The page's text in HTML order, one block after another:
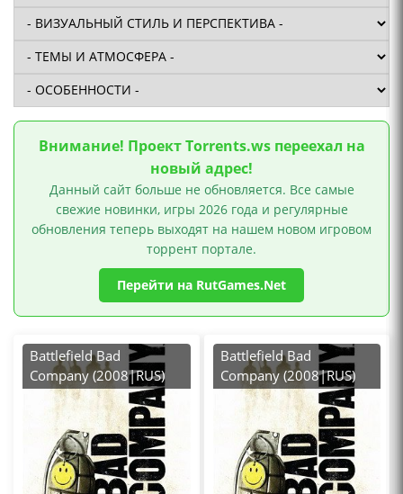
Внимание! Проект Torrents.ws переехал на
новый адрес!
Данный сайт больше не обновляется. Все самые
свежие новинки, игры 2026 года и регулярные
обновления теперь выходят на нашем новом игровом
торрент портале.
Перейти на RutGames.Net
Battlefield Bad
Company (2008|RUS)
PC RePack от R.G.
Механики
Battlefield Bad
Company (2008|RUS)
PC от Xattab